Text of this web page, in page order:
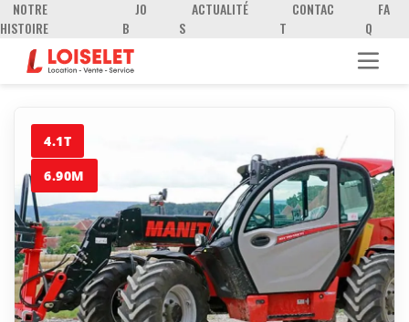
NOTRE
HISTOIRE
JO
B
ACTUALITÉ
S
CONTAC
T
FA
Q
4.1T
6.90M